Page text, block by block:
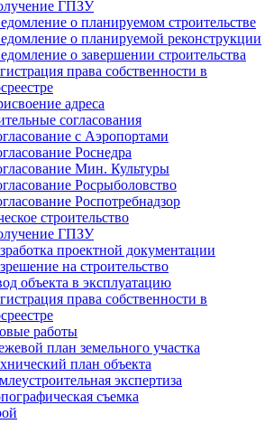
ГПЗУ
о планируемом строительстве
о планируемой реконструкции
о завершении строительства
права собственности в
адреса
согласования
с Аэропортами
Роснедра
Мин. Культуры
Росрыболовство
Роспотребнадзор
строительство
ГПЗУ
проектной документации
на строительство
объекта в эксплуатацию
права собственности в
работы
план земельного участка
план объекта
экспертиза
съемка